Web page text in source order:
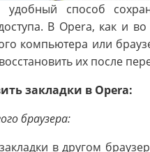
удобный способ
В Opera, как и
компьютера или
их после
закладки в Opera:
браузера:
в другом